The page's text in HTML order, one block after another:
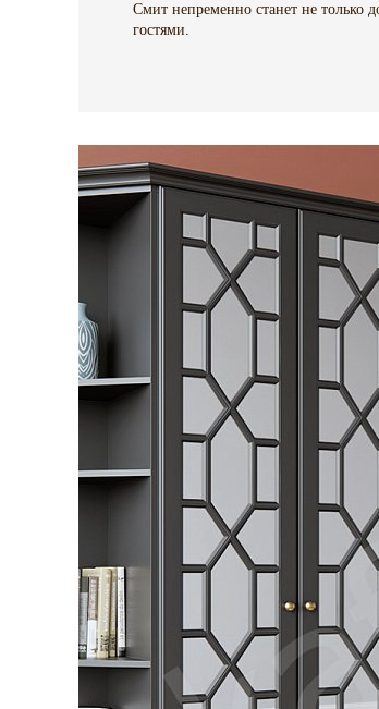
Смит непременно станет не только
гостями.